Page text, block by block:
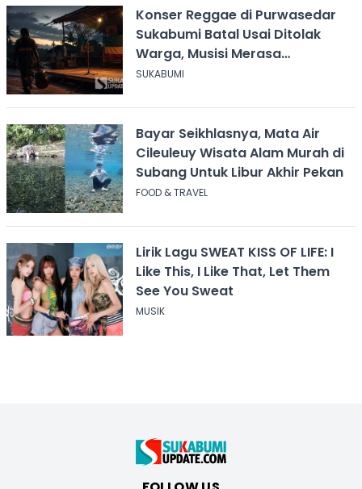
Konser Reggae di Purwasedar
Sukabumi Batal Usai Ditolak
Warga, Musisi Merasa
Didiskreditkan
SUKABUMI
Bayar Seikhlasnya, Mata Air
Cileuleuy Wisata Alam Murah di
Subang Untuk Libur Akhir Pekan
FOOD & TRAVEL
Lirik Lagu SWEAT KISS OF LIFE: I
Like This, I Like That, Let Them
See You Sweat
MUSIK